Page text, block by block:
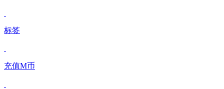
标签
充值M币